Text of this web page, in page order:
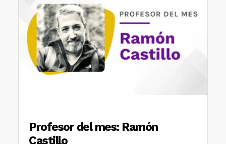
Profesor del mes: Ramón
Castillo